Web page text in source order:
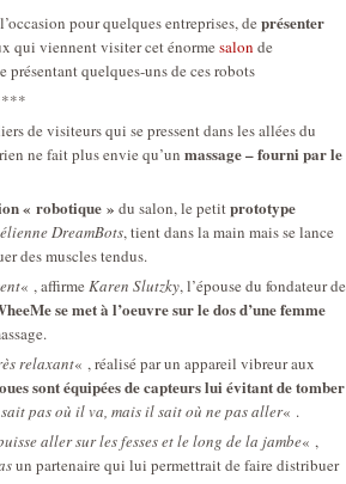
pour quelques entreprises, de présenter
qui viennent visiter cet énorme salon de
quelques-uns de ces robots
de visiteurs qui se pressent dans les allées du
ne fait plus envie qu’un massage – fourni par le
« robotique » du salon, le petitprototype
DreamBots, tient dans la main mais se lance
des muscles tendus.
« , affirme Karen Slutzky, l’épouse du fondateur de
se met à l’oeuvre sur le dos d’une femme
relaxant« , réalisé par un appareil vibreur aux
sont équipées de capteurs lui évitant de tomber
pas où il va, mais il sait où ne pas aller« .
aller sur les fesses et le long de la jambe« ,
un partenaire qui lui permettrait de faire distribuer